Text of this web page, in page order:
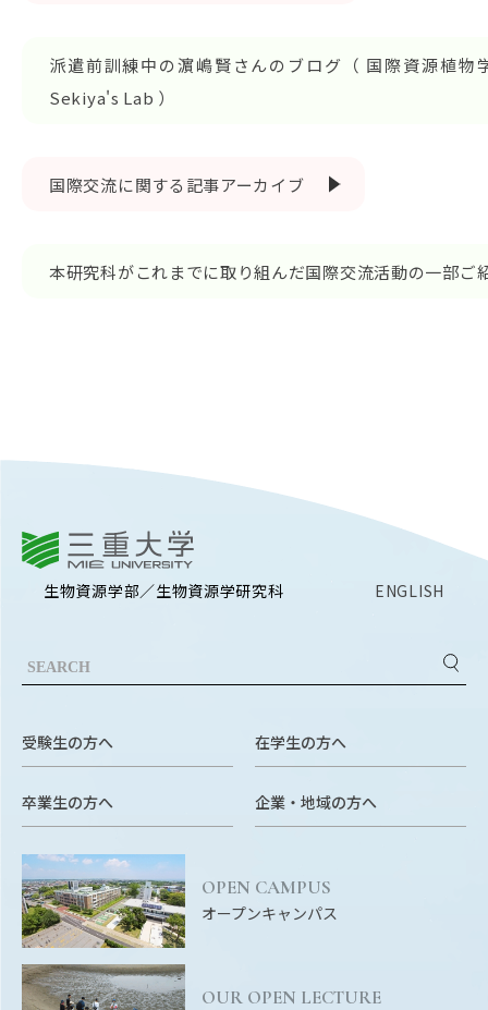
派遣前訓練中の濵嶋賢さんのブログ（ 国際資源植物
Sekiya's Lab ）
国際交流に関する記事アーカイブ
本研究科がこれまでに取り組んだ国際交流活動の一部ご
生物資源学部／生物資源学研究科 ENGLISH
受験生の方へ 在学生の方へ
卒業生の方へ 企業・地域の方へ
OPEN CAMPUS
オープンキャンパス
OUR OPEN LECTURE